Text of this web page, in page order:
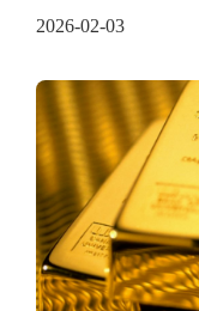
2026-02-03